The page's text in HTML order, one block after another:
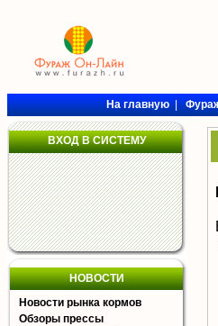
На главную|
ВХОД В СИСТЕМУ
НОВОСТИ
Новости рынка кормов
Обзоры прессы